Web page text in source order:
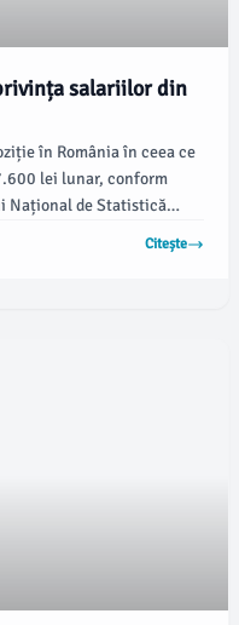
salariilor din
în România în ceea ce
lei lunar, conform
Național de Statistică
cu cele mai mici
lei pe lună, ceea ce
Citește